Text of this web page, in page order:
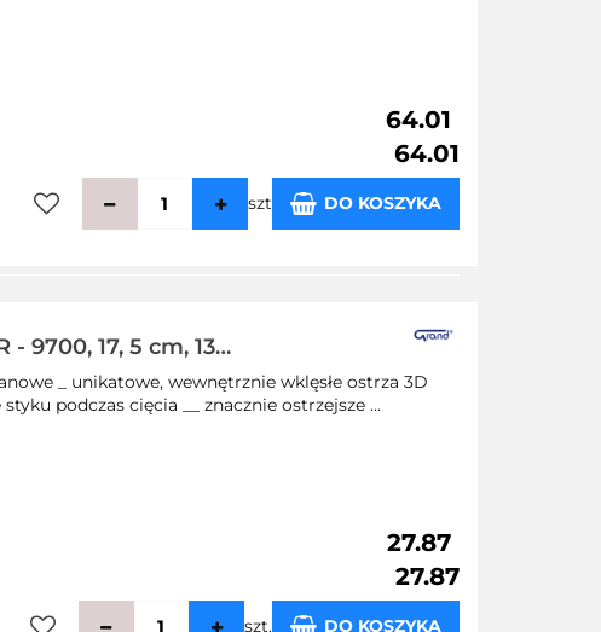
64.01
64.01
szt DO KOSZYKA
9700, 17, 5 cm, 130-
_ unikatowe, wewnętrznie wklęsłe ostrza 3D
podczas cięcia __ znacznie ostrzejsze ...
27.87
27.87
szt. DO KOSZYKA